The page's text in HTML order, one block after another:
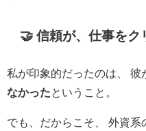
🤝 信頼が、仕事をク
私が印象的だったのは、 彼
なかった ということ。
でも、だからこそ、 外資系